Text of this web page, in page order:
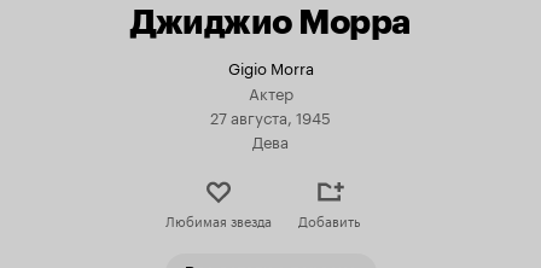
Джиджио Морра
Gigio Morra
Актер
27 августа, 1945
Дева
Любимая звезда Добавить